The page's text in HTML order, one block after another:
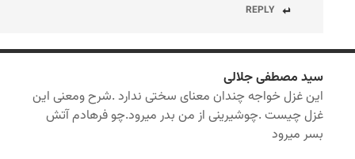
REPLY
سید مصطفی جلالی
این غزل خواجه چندان معنای سختی ندارد .شرح ومعنی این
غزل چیست .چوشیرینی از من بدر میرود.چو فرهادم آتش
بسر میرود